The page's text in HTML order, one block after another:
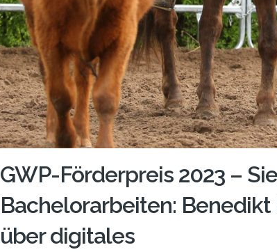
GWP-Förderpreis 2023 –
Bachelorarbeiten: Benedikt
über digitales